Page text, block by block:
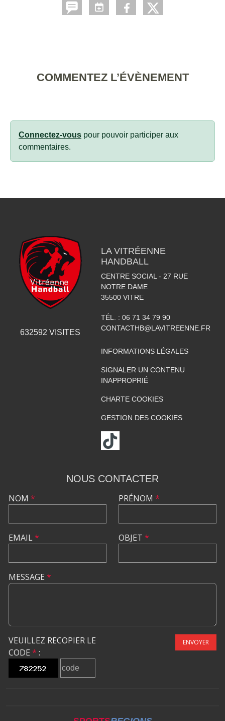
COMMENTEZ L’ÉVÈNEMENT
Connectez-vous pour pouvoir participer aux
commentaires.
632592 VISITES
LA VITRÉENNE
HANDBALL
CENTRE SOCIAL - 27 RUE
NOTRE DAME
35500 VITRE
TÉL. : 06 71 34 79 90
CONTACTHB@LAVITREENNE.FR
INFORMATIONS LÉGALES
SIGNALER UN CONTENU
INAPPROPRIÉ
CHARTE COOKIES
GESTION DES COOKIES
NOUS CONTACTER
NOM *
EMAIL*
PRÉNOM *
OBJET *
MESSAGE *
VEUILLEZ RECOPIER LE
CODE * :
ENVOYER